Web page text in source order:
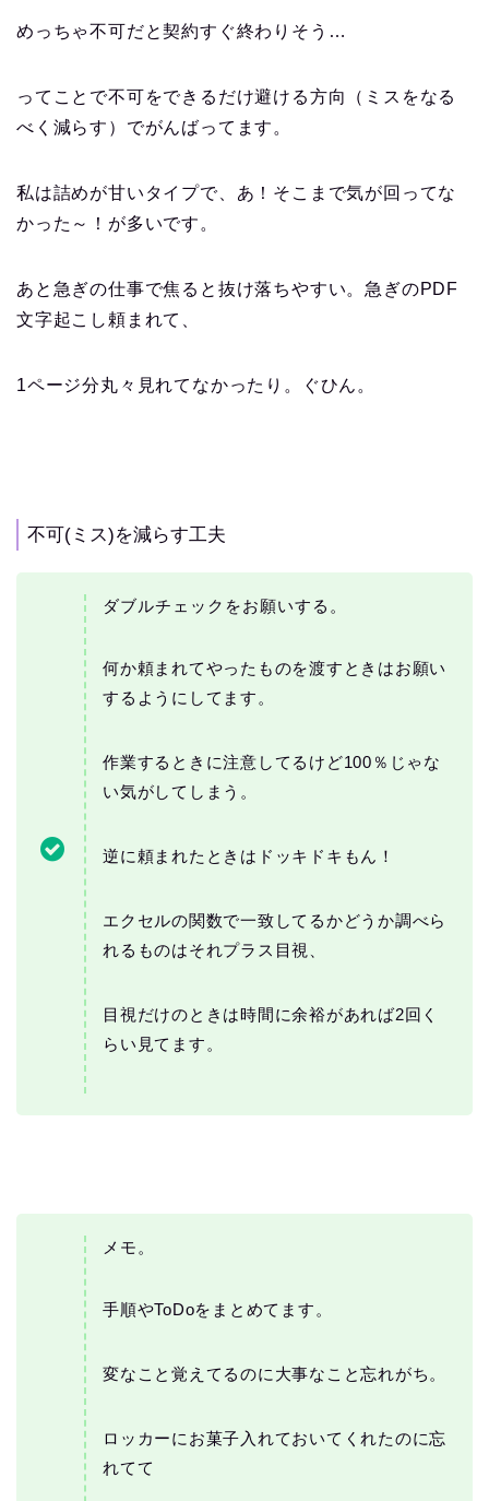
めっちゃ不可だと契約すぐ終わりそう…
ってことで不可をできるだけ避ける方向（ミスをなる
べく減らす）でがんばってます。
私は詰めが甘いタイプで、あ！そこまで気が回ってな
かった～！が多いです。
あと急ぎの仕事で焦ると抜け落ちやすい。急ぎのPDF
文字起こし頼まれて、
1ページ分丸々見れてなかったり。ぐひん。
不可(ミス)を減らす工夫
ダブルチェックをお願いする。
何か頼まれてやったものを渡すときはお願い
するようにしてます。
作業するときに注意してるけど100％じゃな
い気がしてしまう。
逆に頼まれたときはドッキドキもん！
エクセルの関数で一致してるかどうか調べら
れるものはそれプラス目視、
目視だけのときは時間に余裕があれば2回く
らい見てます。
メモ。
手順やToDoをまとめてます。
変なこと覚えてるのに大事なこと忘れがち。
ロッカーにお菓子入れておいてくれたのに忘
れてて